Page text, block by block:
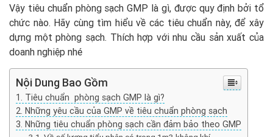
Vậy tiêu chuẩn phòng sạch GMP là gì, được quy định bởi tổ
chức nào. Hãy cùng tìm hiểu về các tiêu chuẩn này, để xây
dựng một phòng sạch. Thích hợp với nhu cầu sản xuất của
doanh nghiệp nhé
Nội Dung Bao Gồm
Tiêu chuẩn phòng sạch GMP là gì?
Những yêu cầu của GMP về tiêu chuẩn phòng sạch
Những tiêu chuẩn phòng sạch cần đảm bảo theo GMP